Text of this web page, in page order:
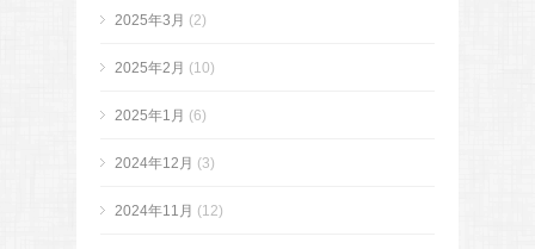
2025年3月 (2)
2025年2月 (10)
2025年1月 (6)
2024年12月 (3)
2024年11月 (12)